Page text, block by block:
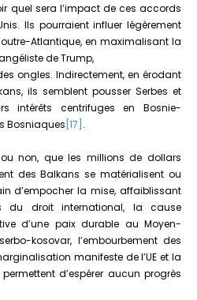
quel sera l’impact de ces accords
Ils pourraient influer légèrement
Atlantique, en maximalisant la
de Trump,
ongles. Indirectement, en érodant
ils semblent pousser Serbes et
intérêts centrifuges en Bosnie-
Bosniaques [17] .
non, que les millions de dollars
des Balkans se matérialisent ou
d’empocher la mise, affaiblissant
du droit international, la cause
d’une paix durable au Moyen-
kosovar, l’embourbement des
manifeste de l’UE et la
d’espérer aucun progrès